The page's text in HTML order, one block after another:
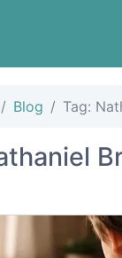
Blog Tag: